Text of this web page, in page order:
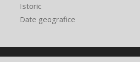
Istoric
Date geografice